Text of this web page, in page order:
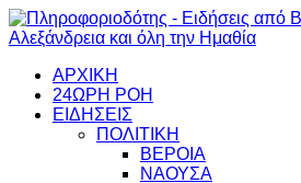
ΑΡΧΙΚΗ
24ΩΡΗ ΡΟΗ
ΕΙΔΗΣΕΙΣ
ΠΟΛΙΤΙΚΗ
ΒΕΡΟΙΑ
ΝΑΟΥΣΑ